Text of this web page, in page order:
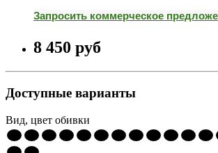
Запросить коммерческое
8 450 pуб
Доступные варианты
Вид, цвет обивки